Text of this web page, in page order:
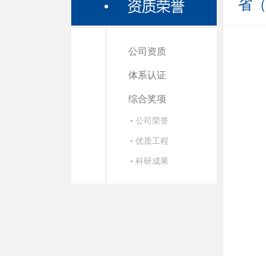
公司资质
体系认证
综合奖项
• 公司荣誉
• 优质工程
• 科研成果
省